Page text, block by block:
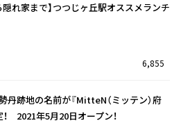
隠れ家まで】つつじヶ丘駅オススメランチ
6,855
勢丹跡地の名前が『MitteN（ミッテン）府
！ 2021年5月20日オープン！